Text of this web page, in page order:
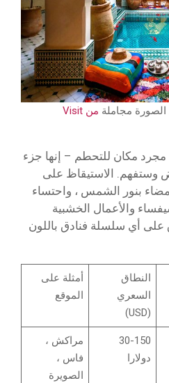
الصورة مجاملة
من Visit
مكان للتحطم – إنها جزء
وستفهم. الاستيقاظ على
بنور الشمس ، واحتساء
والأعمال الخشبية
على أي سلسلة فنادق باللون
النطاق
السعري
(USD)
أمثلة على
الموقع
30-150
دولارا
مراكش ،
فاس ،
الصويرة